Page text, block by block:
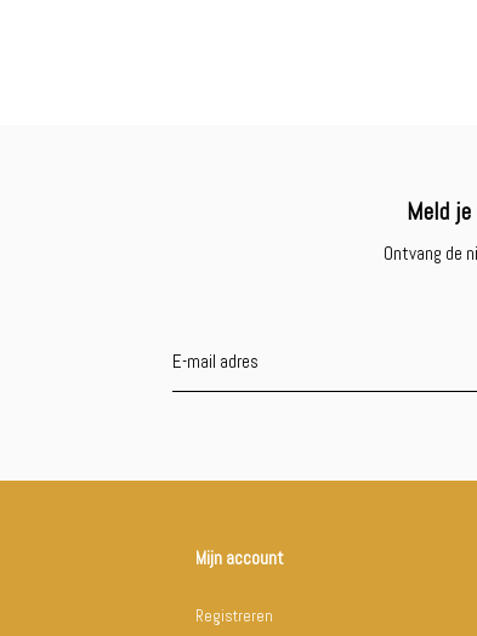
Meld je
Ontvang de
Mijn account
Registreren